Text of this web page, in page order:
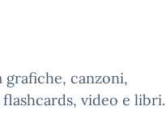
canzoni,
video e libri.